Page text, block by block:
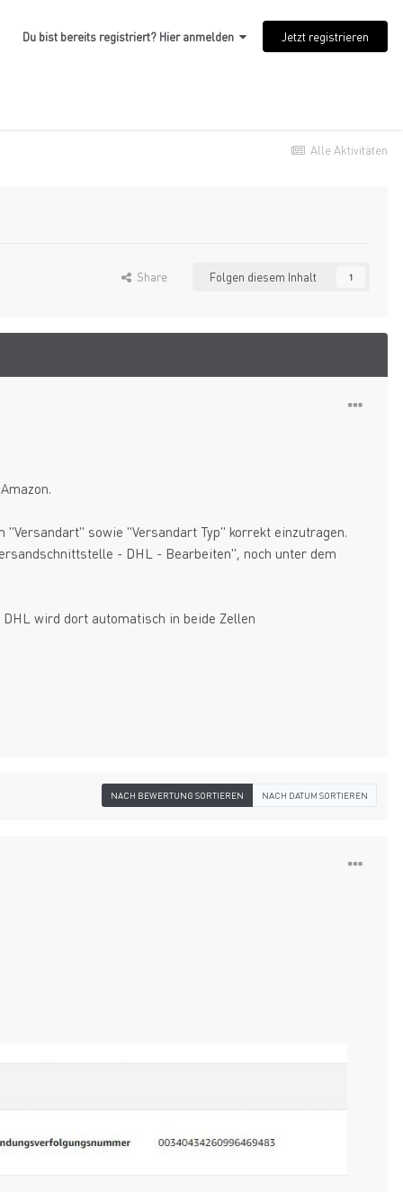
Du bist bereits registriert? Hier anmelden Jetzt registrieren
Alle Aktivitäten
Share Folgen diesem Inhalt 1
sowie "Versandart Typ" korrekt einzutragen.
- DHL - Bearbeiten", noch unter dem
wird dort automatisch in beide Zellen
NACH BEWERTUNG SORTIEREN NACH DATUM SORTIEREN